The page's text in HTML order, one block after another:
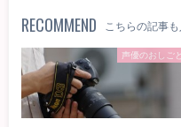
RECOMMEND こちらの記事も
声優のおしごと